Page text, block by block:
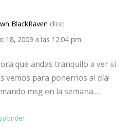
BlackRaven dice:
18, 2009 a las 12:04 pm
que andas tranquilo a ver si
vemos para ponernos al día!
msg en la semana….